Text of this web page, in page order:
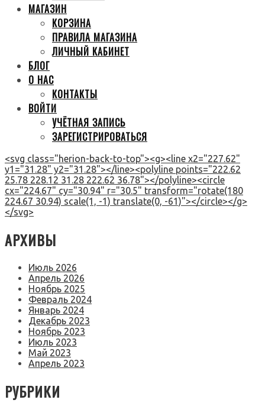
МАГАЗИН
КОРЗИНА
ПРАВИЛА МАГАЗИНА
ЛИЧНЫЙ КАБИНЕТ
БЛОГ
О НАС
КОНТАКТЫ
ВОЙТИ
УЧЁТНАЯ ЗАПИСЬ
ЗАРЕГИСТРИРОВАТЬСЯ
<svg class="herion-back-to-top"><g><line x2="227.62"
y1="31.28" y2="31.28"></line><polyline points="222.62
25.78 228.12 31.28 222.62 36.78"></polyline><circle
cx="224.67" cy="30.94" r="30.5" transform="rotate(180
224.67 30.94) scale(1, -1) translate(0, -61)"></circle></g>
</svg>
АРХИВЫ
Июль 2026
Апрель 2026
Ноябрь 2025
Февраль 2024
Январь 2024
Декабрь 2023
Ноябрь 2023
Июль 2023
Май 2023
Апрель 2023
РУБРИКИ